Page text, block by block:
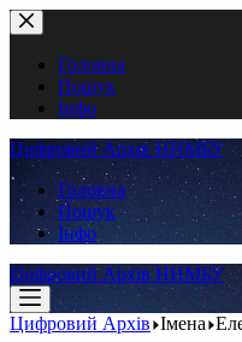
Перейти
до
вмістуГоловна
Пошук
Інфо
Цифровий Архів ННМБУ
Головна
Пошук
Інфо
Цифровий Архів ННМБУ
Цифровий Архів Імена